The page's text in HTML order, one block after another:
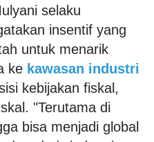
selaku
insentif yang
untuk menarik
ke kawasan industri
kebijakan fiskal,
"Terutama di
bisa menjadi global